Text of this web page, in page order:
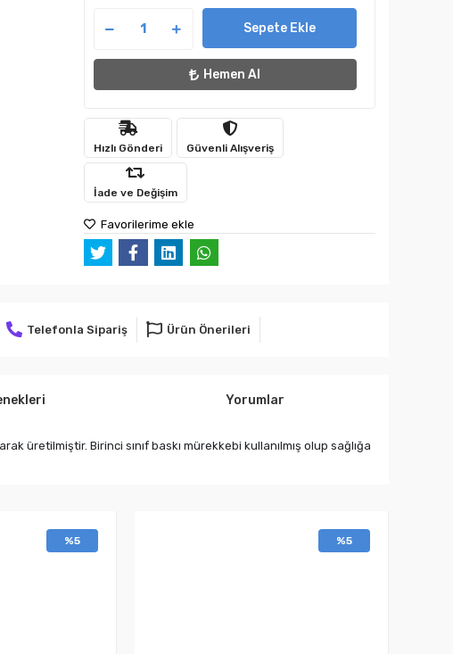
Sepete Ekle
Hemen Al
Hızlı Gönderi Güvenli Alışveriş
İade ve Değişim
Favorilerime ekle
Telefonla Sipariş Ürün Önerileri
Yorumlar
üretilmiştir. Birinci sınıf baskı mürekkebi kullanılmış olup sağlığa
%5 %5